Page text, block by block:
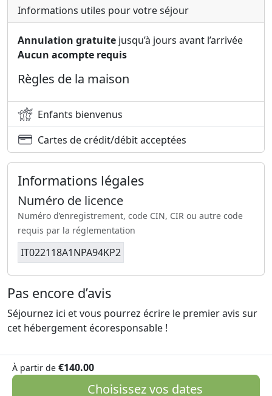
Informations utiles pour votre séjour
Annulation gratuite jusqu’à jours avant l’arrivée
Aucun acompte requis
Règles de la maison
Enfants bienvenus
Cartes de crédit/débit acceptées
Informations légales
Numéro de licence
Numéro d’enregistrement, code CIN, CIR ou autre code
requis par la réglementation
IT022118A1NPA94KP2
Pas encore d’avis
Séjournez ici et vous pourrez écrire le premier avis sur
cet hébergement écoresponsable !
À partir de €140.00
Choisissez vos dates